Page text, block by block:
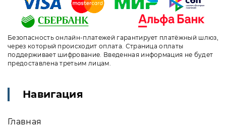
Безопасность онлайн-платежей гарантирует платёжный шлюз,
через который происходит оплата. Страница оплаты
поддерживает шифрование. Введенная информация не будет
предоставлена третьим лицам.
Навигация
Главная